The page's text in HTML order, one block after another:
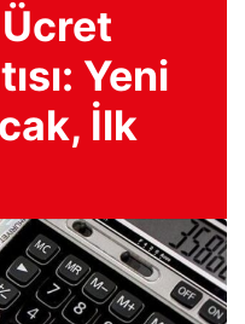
Yeni
İlk